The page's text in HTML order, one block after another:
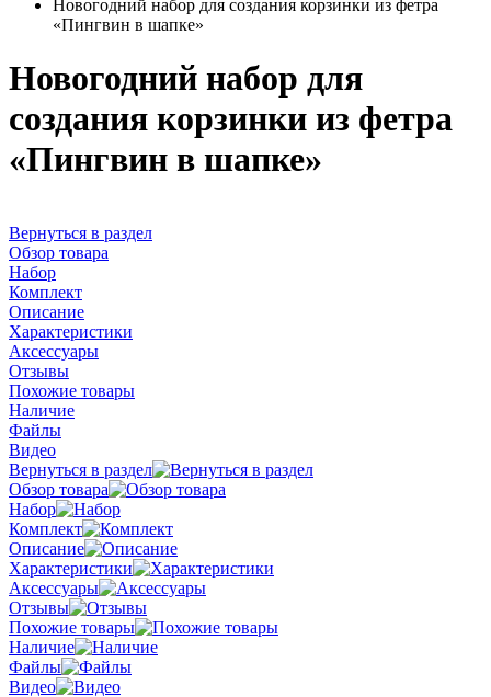
Новогодний набор для создания корзинки из фетра
«Пингвин в шапке»
Новогодний набор для
создания корзинки из фетра
«Пингвин в шапке»
Вернуться в раздел
Обзор товара
Набор
Комплект
Описание
Характеристики
Аксессуары
Отзывы
Похожие товары
Наличие
Файлы
Видео
Вернуться в раздел
Обзор товара
Набор
Комплект
Описание
Характеристики
Аксессуары
Отзывы
Похожие товары
Наличие
Файлы
Видео